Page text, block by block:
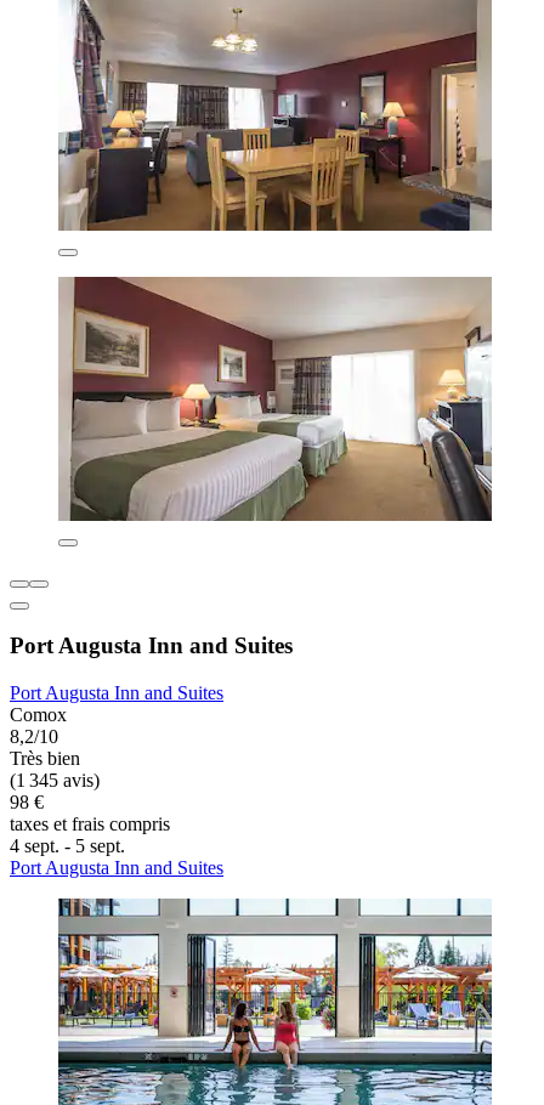
Port Augusta Inn and Suites
Port Augusta Inn and Suites
Comox
8,2/10
Très bien
(1 345 avis)
98 €
taxes et frais compris
4 sept. - 5 sept.
Port Augusta Inn and Suites